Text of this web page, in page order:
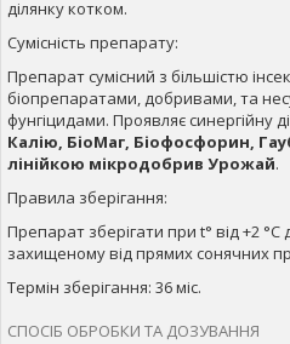
ділянку котком.
Сумісність препарату:
Препарат сумісний з більшістю
біопрепаратами, добривами, та
фунгіцидами. Проявляє синергійну
Калію, БіоМаг, Біофосфорин,
лінійкою мікродобрив Урожай.
Правила зберігання:
Препарат зберігати при t° від +2 °С
захищеному від прямих сонячних
Термін зберігання: 36 міс.
СПОСІБ ОБРОБКИ ТА ДОЗУВАННЯ